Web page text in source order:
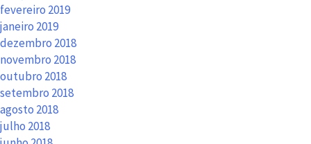
fevereiro 2019
janeiro 2019
dezembro 2018
novembro 2018
outubro 2018
setembro 2018
agosto 2018
julho 2018